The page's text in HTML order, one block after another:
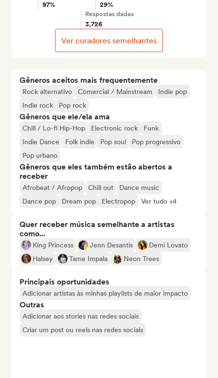
Gêneros aceitos mais frequentemente
Rock alternativo Comercial / Mainstream
Indie pop
Indie rock
Pop rock
Gêneros que ele/ela ama
Chill / Lo-fi Hip-Hop Electronic rock
Funk
Indie Dance
Folk indie Pop soul
Pop progressivo
Pop urbano
Gêneros que eles também estão abertos a
receber
Afrobeat / Afropop Chill out
Dance music
Dance pop
Dream pop Electropop Ver tudo +4
Quer receber música semelhante a artistas
como...
King Princess Jenn Desantis
Demi Lovato
Halsey
Tame Impala Neon Trees
Principais oportunidades
Adicionar artistas às minhas playlists de maior impacto
Outras
Adicionar aos stories nas redes sociais
Criar um post ou reels nas redes sociais
97% 29%
Respostas dadas
3,726
Ver curadores semelhantes